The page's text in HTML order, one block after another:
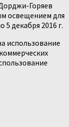
Горяев
освещением для
5 декабря 2016 г.
использование